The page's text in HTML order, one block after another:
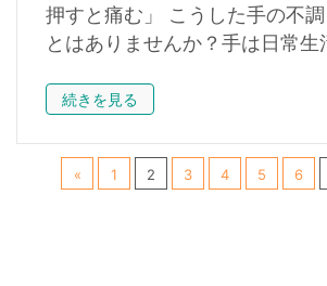
押すと痛む」 こうした手の不調
とはありませんか？手は日常
続きを見る
« 1 2 3 4 5 6